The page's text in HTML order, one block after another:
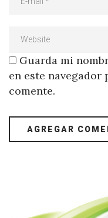
Guarda mi
en este navegador
comente.